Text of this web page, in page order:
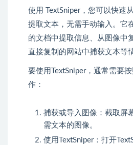
使用 TextSniper，您可以快速
提取文本，无需手动输入。它
的文档中提取信息、从图像中
直接复制的网站中捕获文本等
要使用TextSniper，通常需要
作：
捕获或导入图像：截取屏
需文本的图像。
使用TextSniper：打开